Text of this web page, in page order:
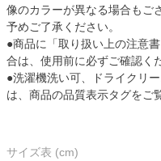
像のカラーが異なる場合もご
予めご了承ください。
●商品に「取り扱い上の注意
合は、使用前に必ずご確認く
●洗濯機洗い可、ドライクリ
は、商品の品質表示タグをご
サイズ表 (cm)